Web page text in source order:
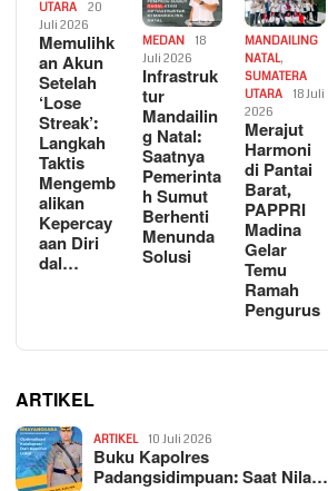
UTARA
20
Juli 2026
Memulihk
an Akun
Setelah
‘Lose
Streak’:
Langkah
Taktis
Mengemb
alikan
Kepercay
aan Diri
dal…
MEDAN
18
Juli 2026
Infrastruk
tur
Mandailin
g Natal:
Saatnya
Pemerinta
h Sumut
Berhenti
Menunda
Solusi
MANDAILING
NATAL,
SUMATERA
UTARA
18 Juli
2026
Merajut
Harmoni
di Pantai
Barat,
PAPPRI
Madina
Gelar
Temu
Ramah
Pengurus
ARTIKEL
ARTIKEL 10 Juli 2026
Buku Kapolres
Padangsidimpuan: Saat Nila…